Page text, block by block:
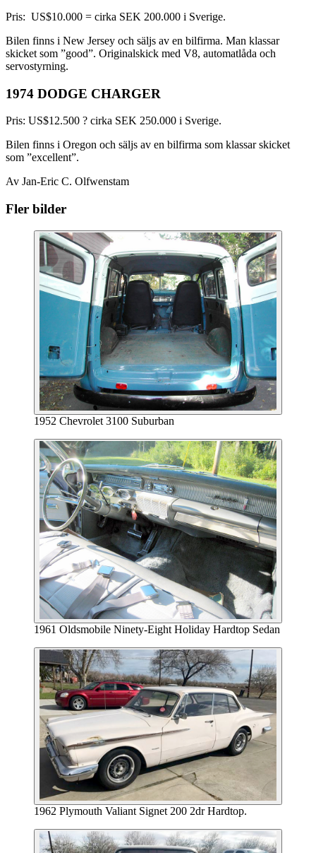
Pris: US$10.000 = cirka SEK 200.000 i Sverige.
Bilen finns i New Jersey och säljs av en bilfirma. Man klassar
skicket som ”good”. Originalskick med V8, automatlåda och
servostyrning.
1974 DODGE CHARGER
Pris: US$12.500 ? cirka SEK 250.000 i Sverige.
Bilen finns i Oregon och säljs av en bilfirma som klassar skicket
som ”excellent”.
Av Jan-Eric C. Olfwenstam
Fler bilder
1952 Chevrolet 3100 Suburban
1961 Oldsmobile Ninety-Eight Holiday Hardtop Sedan
1962 Plymouth Valiant Signet 200 2dr Hardtop.